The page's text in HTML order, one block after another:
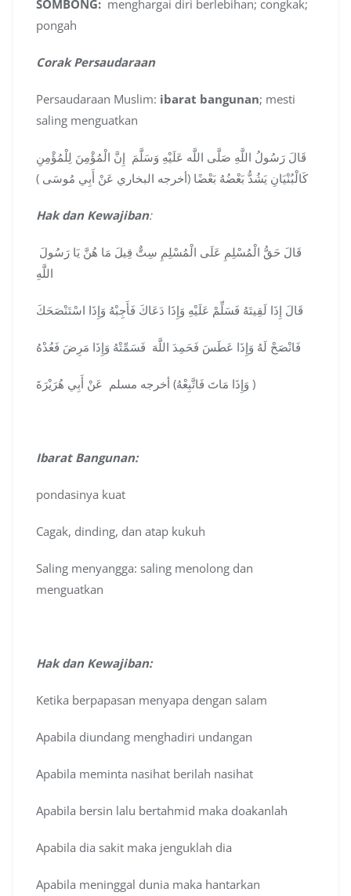
SOMBONG: menghargai diri berlebihan; congkak;
pongah
Corak Persaudaraan
Persaudaraan Muslim: ibarat bangunan; mesti
saling menguatkan
قَالَ رَسُولُ اللَّهِ صَلَّى اللَّه عَلَيْهِ وَسَلَّمَ إِنَّ الْمُؤْمِنَ لِلْمُؤْمِنِ
كَالْبُنْيَانِ يَشُدُّ بَعْضُهُ بَعْضًا (أخرجه البخاري عَنْ أَبِي مُوسَى )
Hak dan Kewajiban:
قَالَ إِذَا لَقِيتَهُ فَسَلِّمْ عَلَيْهِ وَإِذَا دَعَاكَ فَأَجِبْهُ وَإِذَا اسْتَنْصَحَكَ
فَانْصَحْ لَهُ وَإِذَا عَطَسَ فَحَمِدَ اللَّهَ فَسَمِّتْهُ وَإِذَا مَرِضَ فَعُدْهُ
وَإِذَا مَاتَ فَاتَّبِعْهُ) أخرجه مسلم عَنْ أَبِي هُرَيْرَةَ )
Ibarat Bangunan:
pondasinya kuat
Cagak, dinding, dan atap kukuh
Saling menyangga: saling menolong dan
menguatkan
Hak dan Kewajiban:
Ketika berpapasan menyapa dengan salam
Apabila diundang menghadiri undangan
Apabila meminta nasihat berilah nasihat
Apabila bersin lalu bertahmid maka doakanlah
Apabila dia sakit maka jenguklah dia
Apabila meninggal dunia maka hantarkan